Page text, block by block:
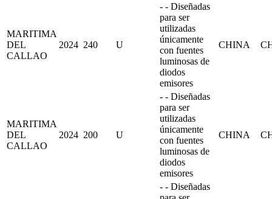
MARITIMA
DEL
CALLAO
2024 240 U
- - Diseñadas
para ser
utilizadas
únicamente
con fuentes
luminosas de
diodos
emisores
CHINA
MARITIMA
DEL
CALLAO
2024 200 U
- - Diseñadas
para ser
utilizadas
únicamente
con fuentes
luminosas de
diodos
emisores
CHINA
- - Diseñadas